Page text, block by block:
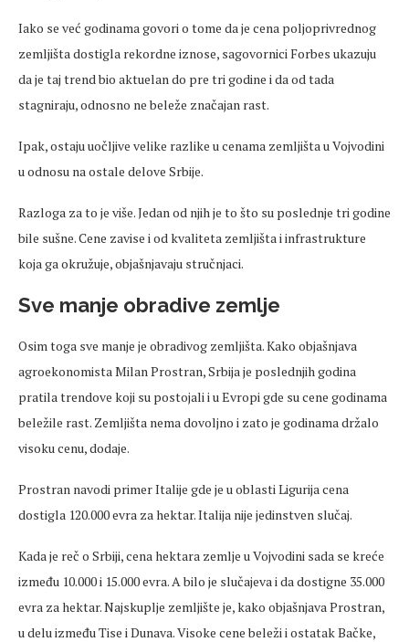
Iako se već godinama govori o tome da je cena poljoprivrednog
zemljišta dostigla rekordne iznose, sagovornici Forbes ukazuju
da je taj trend bio aktuelan do pre tri godine i da od tada
stagniraju, odnosno ne beleže značajan rast.
Ipak, ostaju uočljive velike razlike u cenama zemljišta u Vojvodini
u odnosu na ostale delove Srbije.
Razloga za to je više. Jedan od njih je to što su poslednje tri godine
bile sušne. Cene zavise i od kvaliteta zemljišta i infrastrukture
koja ga okružuje, objašnjavaju stručnjaci.
Sve manje obradive zemlje
Osim toga sve manje je obradivog zemljišta. Kako objašnjava
agroekonomista Milan Prostran, Srbija je poslednjih godina
pratila trendove koji su postojali i u Evropi gde su cene godinama
beležile rast. Zemljišta nema dovoljno i zato je godinama držalo
visoku cenu, dodaje.
Prostran navodi primer Italije gde je u oblasti Ligurija cena
dostigla 120.000 evra za hektar. Italija nije jedinstven slučaj.
Kada je reč o Srbiji, cena hektara zemlje u Vojvodini sada se kreće
između 10.000 i 15.000 evra. A bilo je slučajeva i da dostigne 35.000
evra za hektar. Najskuplje zemljište je, kako objašnjava Prostran,
u delu između Tise i Dunava. Visoke cene beleži i ostatak Bačke,